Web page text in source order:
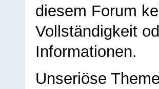
diesem Forum
Vollständigkeit
Informationen.
Unseriöse